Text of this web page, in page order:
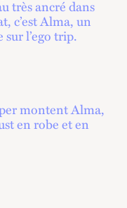
très ancré dans
c’est Alma, un
l’ego trip.
montent Alma,
en robe et en